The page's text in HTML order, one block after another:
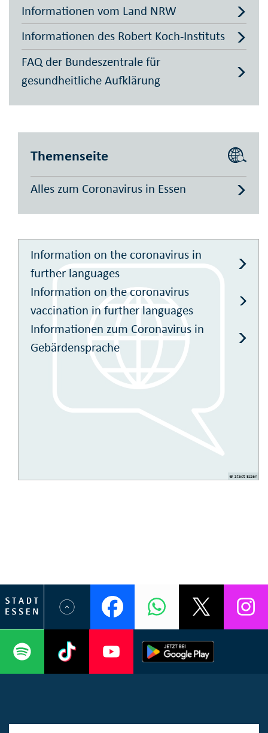
Informationen vom Land NRW
Informationen des Robert Koch-Instituts
FAQ der Bundeszentrale für
gesundheitliche Aufklärung
Themenseite
Alles zum Coronavirus in Essen
© Stadt Essen
Information on the coronavirus in
further languages
Information on the coronavirus
vaccination in further languages
Informationen zum Coronavirus in
Gebärdensprache